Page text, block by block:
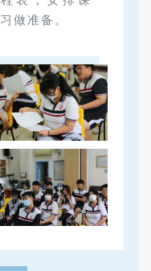
做准备。